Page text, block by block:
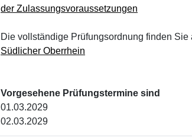
der Zulassungsvoraussetzungen
Die vollständige Prüfungsordnung finden Sie
Südlicher Oberrhein
Vorgesehene Prüfungstermine sind
01.03.2029
02.03.2029